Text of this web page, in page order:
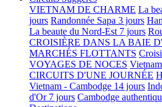
VIETNAM DE CHARME La
jours Randonnée Sapa 3 jours
La beaute du Nord-Est 7 jours
CROISIÈRE DANS LA BAIE
MARCHÉS FLOTTANTS
VOYAGES DE NOCES
CIRCUITS D'UNE JOURNÉE
Vietnam - Cambodge 14 jours
d'Or 7 jours Cambodge